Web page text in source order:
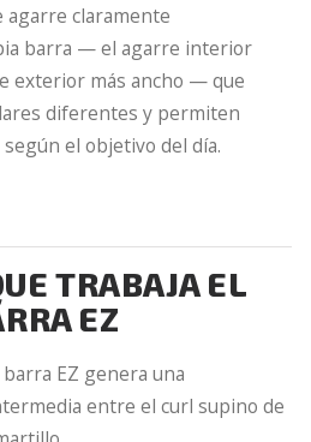
agarre claramente
barra — el agarre interior
exterior más ancho — que
diferentes y permiten
el objetivo del día.
TRABAJA EL
EZ
EZ genera una
entre el curl supino de